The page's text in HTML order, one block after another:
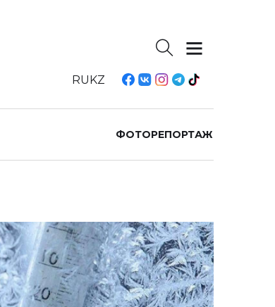
RUKZ
ФОТОРЕПОРТАЖ